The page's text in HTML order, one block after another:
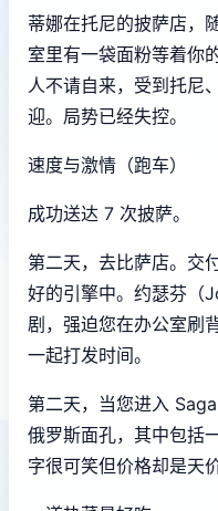
蒂娜在托尼的披萨店，
室里有一袋面粉等着你
人不请自来，受到托尼
迎。局势已经失控。
速度与激情（跑车）
成功送达 7 次披萨。
第二天，去比萨店。交
好的引擎中。约瑟芬（
剧，强迫您在办公室刷
一起打发时间。
第二天，当您进入
俄罗斯面孔，其中包括
字很可笑但价格却是天